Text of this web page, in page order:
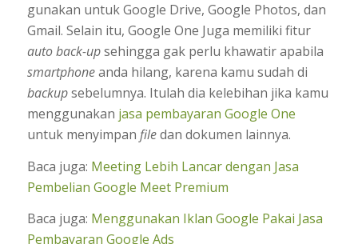
gunakan untuk Google Drive, Google Photos, dan
Gmail. Selain itu, Google One Juga memiliki fitur
auto back-upsehingga gak perlu khawatir apabila
smartphoneanda hilang, karena kamu sudah di
backupsebelumnya. Itulah dia kelebihan jika kamu
menggunakan jasa pembayaran Google One
untuk menyimpan filedan dokumen lainnya.
Baca juga: Meeting Lebih Lancar dengan Jasa
Pembelian Google Meet Premium
Baca juga: Menggunakan Iklan Google Pakai Jasa
Pembayaran Google Ads